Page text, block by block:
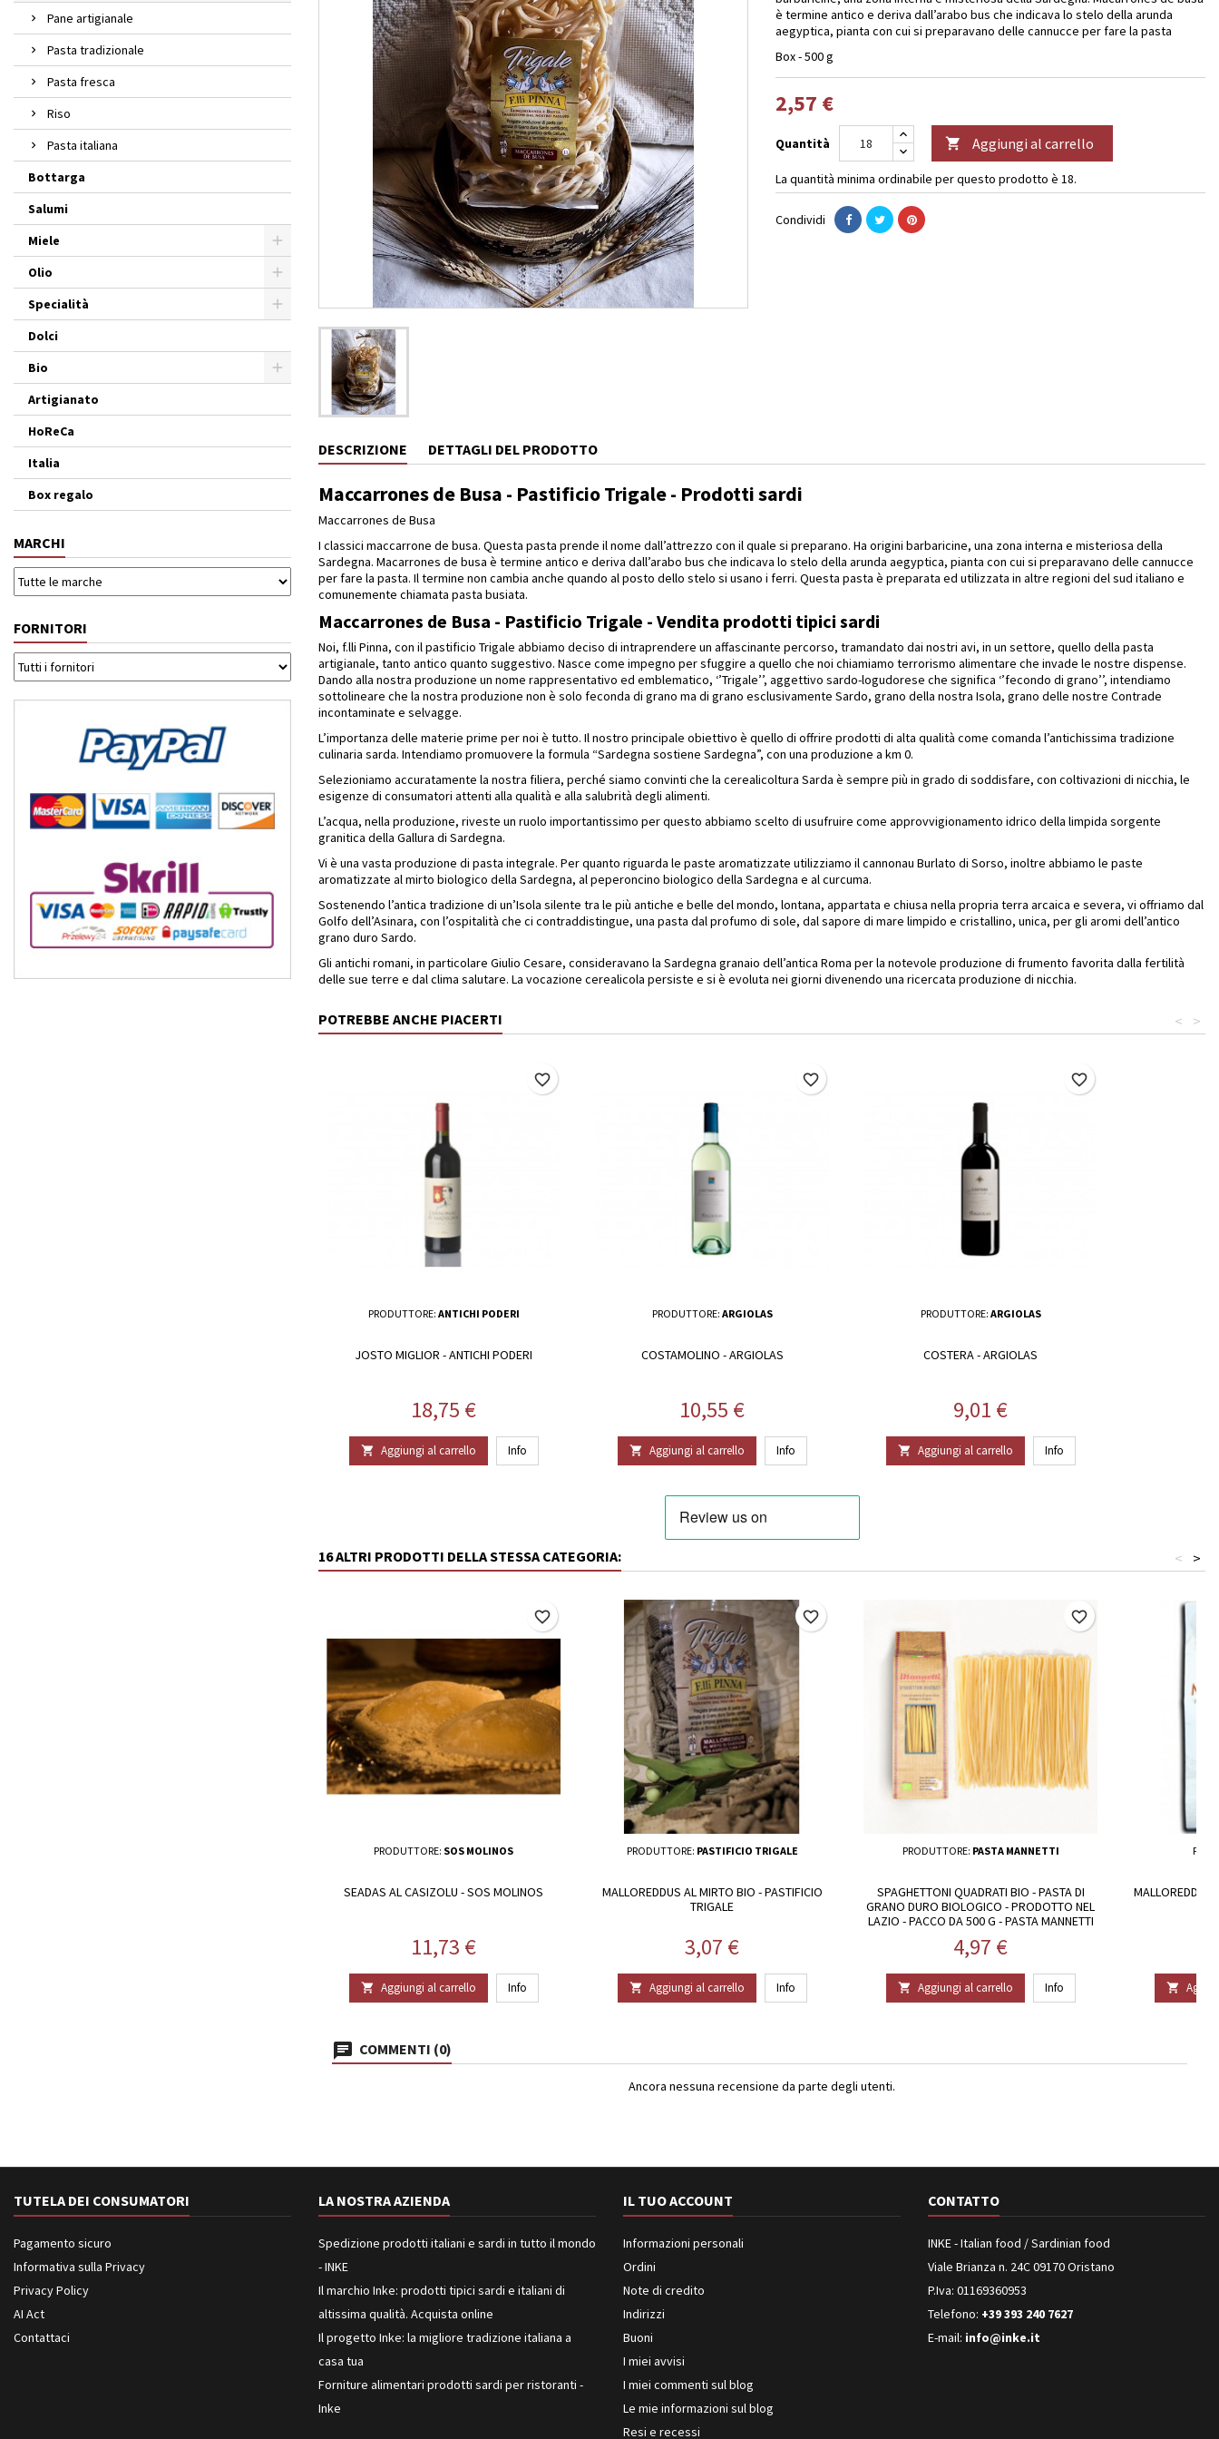
Pane artigianale
Pasta tradizionale
Pasta fresca
Riso
Pasta italiana
Bottarga
Salumi
Miele
Olio
Specialità
Dolci
Bio
Artigianato
HoReCa
Italia
Box regalo
MARCHI
FORNITORI
è termine antico e deriva dall’arabo bus che indicava lo stelo della arunda
aegyptica, pianta con cui si preparavano delle cannucce per fare la pasta
Box - 500 g
2,57 €
Quantità  Aggiungi al carrello
La quantità minima ordinabile per questo prodotto è 18.
Condividi
DESCRIZIONE DETTAGLI DEL PRODOTTO
Maccarrones de Busa - Pastificio Trigale - Prodotti sardi
Maccarrones de Busa
I classici maccarrone de busa. Questa pasta prende il nome dall’attrezzo con il quale si preparano. Ha origini barbaricine, una zona interna e misteriosa della
Sardegna. Macarrones de busa è termine antico e deriva dall’arabo bus che indicava lo stelo della arunda aegyptica, pianta con cui si preparavano delle cannucce
per fare la pasta. Il termine non cambia anche quando al posto dello stelo si usano i ferri. Questa pasta è preparata ed utilizzata in altre regioni del sud italiano e
comunemente chiamata pasta busiata.
Maccarrones de Busa - Pastificio Trigale - Vendita prodotti tipici sardi
Noi, f.lli Pinna, con il pastificio Trigale abbiamo deciso di intraprendere un affascinante percorso, tramandato dai nostri avi, in un settore, quello della pasta
artigianale, tanto antico quanto suggestivo. Nasce come impegno per sfuggire a quello che noi chiamiamo terrorismo alimentare che invade le nostre dispense.
Dando alla nostra produzione un nome rappresentativo ed emblematico, ‘’Trigale’’, aggettivo sardo-logudorese che significa ‘’fecondo di grano’’, intendiamo
sottolineare che la nostra produzione non è solo feconda di grano ma di grano esclusivamente Sardo, grano della nostra Isola, grano delle nostre Contrade
incontaminate e selvagge.
L’importanza delle materie prime per noi è tutto. Il nostro principale obiettivo è quello di offrire prodotti di alta qualità come comanda l’antichissima tradizione
culinaria sarda. Intendiamo promuovere la formula “Sardegna sostiene Sardegna”, con una produzione a km 0.
Selezioniamo accuratamente la nostra filiera, perché siamo convinti che la cerealicoltura Sarda è sempre più in grado di soddisfare, con coltivazioni di nicchia, le
esigenze di consumatori attenti alla qualità e alla salubrità degli alimenti.
L’acqua, nella produzione, riveste un ruolo importantissimo per questo abbiamo scelto di usufruire come approvvigionamento idrico della limpida sorgente
granitica della Gallura di Sardegna.
Vi è una vasta produzione di pasta integrale. Per quanto riguarda le paste aromatizzate utilizziamo il cannonau Burlato di Sorso, inoltre abbiamo le paste
aromatizzate al mirto biologico della Sardegna, al peperoncino biologico della Sardegna e al curcuma.
Sostenendo l’antica tradizione di un’Isola silente tra le più antiche e belle del mondo, lontana, appartata e chiusa nella propria terra arcaica e severa, vi offriamo dal
Golfo dell’Asinara, con l’ospitalità che ci contraddistingue, una pasta dal profumo di sole, dal sapore di mare limpido e cristallino, unica, per gli aromi dell’antico
grano duro Sardo.
Gli antichi romani, in particolare Giulio Cesare, consideravano la Sardegna granaio dell’antica Roma per la notevole produzione di frumento favorita dalla fertilità
delle sue terre e dal clima salutare. La vocazione cerealicola persiste e si è evoluta nei giorni divenendo una ricercata produzione di nicchia.
POTREBBE ANCHE PIACERTI >
<
PRODUTTORE: ANTICHI PODERI
JOSTO MIGLIOR - ANTICHI PODERI
Prezzo
18,75 €
 Aggiungi al carrello Info
favorite_border
PRODUTTORE: ARGIOLAS
COSTAMOLINO - ARGIOLAS
Prezzo
10,55 €
 Aggiungi al carrello Info
favorite_border
PRODUTTORE: ARGIOLAS
COSTERA - ARGIOLAS
Prezzo
9,01 €
 Aggiungi al carrello Info
favorite_border
16 ALTRI PRODOTTI DELLA STESSA CATEGORIA: >
<
PRODUTTORE: SOS MOLINOS
SEADAS AL CASIZOLU - SOS MOLINOS
Prezzo
11,73 €
 Aggiungi al carrello Info
favorite_border
PRODUTTORE: PASTIFICIO TRIGALE
MALLOREDDUS AL MIRTO BIO - PASTIFICIO
TRIGALE
Prezzo
3,07 €
 Aggiungi al carrello Info
favorite_border
PRODUTTORE: PASTA MANNETTI
SPAGHETTONI QUADRATI BIO - PASTA DI
GRANO DURO BIOLOGICO - PRODOTTO NEL
LAZIO - PACCO DA 500 G - PASTA MANNETTI
Prezzo
4,97 €
 Aggiungi al carrello Info
favorite_border
MALLOREDDUS

COMMENTI (0)
Ancora nessuna recensione da parte degli utenti.
TUTELA DEI CONSUMATORI
Pagamento sicuro
Informativa sulla Privacy
Privacy Policy
AI Act
Contattaci
LA NOSTRA AZIENDA
Spedizione prodotti italiani e sardi in tutto il mondo
- INKE
Il marchio Inke: prodotti tipici sardi e italiani di
altissima qualità. Acquista online
Il progetto Inke: la migliore tradizione italiana a
casa tua
Forniture alimentari prodotti sardi per ristoranti -
Inke
IL TUO ACCOUNT
Informazioni personali
Ordini
Note di credito
Indirizzi
Buoni
I miei avvisi
I miei commenti sul blog
Le mie informazioni sul blog
Resi e recessi
CONTATTO
INKE - Italian food / Sardinian food
Viale Brianza n. 24C 09170 Oristano
P.Iva: 01169360953
Telefono: +39 393 240 7627
E-mail: info@inke.it